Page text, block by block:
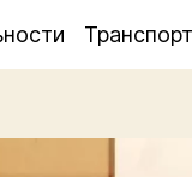
Транспорт